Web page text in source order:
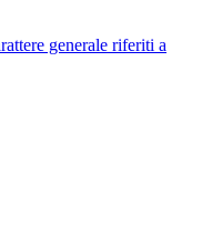
generale riferiti a